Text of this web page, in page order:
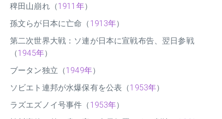
稗田山崩れ（1911年）
孫文らが日本に亡命（ 1913年）
第二次世界大戦：ソ連が日本に宣戦布告、翌日参戦
（1945年）
ブータン独立（1949年）
ソビエト連邦が水爆保有を公表（1953年）
ラズエズノイ号事件（ 1953年）